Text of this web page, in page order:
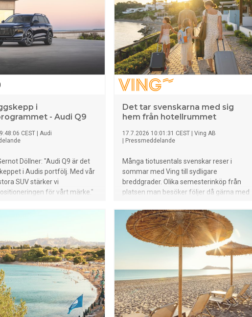
i
- Audi Q9
CEST
Audi
Döllner: "Audi Q9 är det
i Audis portfölj. Med vår
SUV stärker vi
för vårt märke."
står för teknisk
omfattande
Audis största
och världsnyheten med
OLED-bakljus Audis största
har tilldelats siffran 9 och
modellprogram
Det tar svenskarna med sig
hem från hotellrummet
17.7.2026 10:01:31 CEST
Ving AB
Pressmeddelande
Många tiotusentals svenskar reser i
sommar med Ving till sydligare
breddgrader. Olika semesterinköp från
platsen man besöker följer då gärna med
hotellrummet. Var femte svensk uppger
att de någon gång tagit med något från
hotellrummet. Små reseförpackningar,
även kallat ”minisar” med schampo,
balsam och bodylotion och liknande är det
som oftast packas ner, men även
kaffe/te, badtofflor och
välkomstvin/mousserande. Detta enligt
en nyligen genomfört
enkätundersökning från